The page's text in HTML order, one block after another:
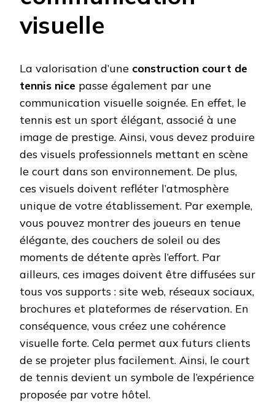
visuelle
La valorisation d’une construction court de
tennis nice passe également par une
communication visuelle soignée. En effet, le
tennis est un sport élégant, associé à une
image de prestige. Ainsi, vous devez produire
des visuels professionnels mettant en scène
le court dans son environnement. De plus,
ces visuels doivent refléter l’atmosphère
unique de votre établissement. Par exemple,
vous pouvez montrer des joueurs en tenue
élégante, des couchers de soleil ou des
moments de détente après l’effort. Par
ailleurs, ces images doivent être diffusées sur
tous vos supports : site web, réseaux sociaux,
brochures et plateformes de réservation. En
conséquence, vous créez une cohérence
visuelle forte. Cela permet aux futurs clients
de se projeter plus facilement. Ainsi, le court
de tennis devient un symbole de l’expérience
proposée par votre hôtel.